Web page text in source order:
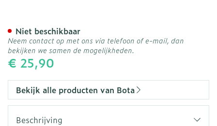
€ 25,90
Niet beschikbaar
Neem contact op met ons via telefoon of e-mail, dan
bekijken we samen de mogelijkheden.
Bekijk alle producten van Bota
Beschrijving